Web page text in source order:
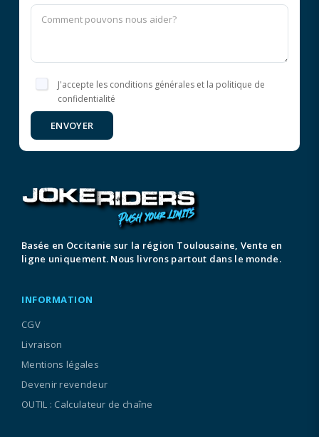
J'accepte les conditions générales et la politique de
confidentialité
ENVOYER
Basée en Occitanie sur la région Toulousaine, Vente en
ligne uniquement. Nous livrons partout dans le monde.
INFORMATION
CGV
Livraison
Mentions légales
Devenir revendeur
OUTIL : Calculateur de chaîne